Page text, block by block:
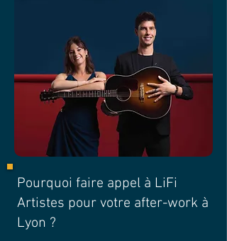
Pourquoi faire appel à LiFi
Artistes pour votre after-work à
Lyon ?